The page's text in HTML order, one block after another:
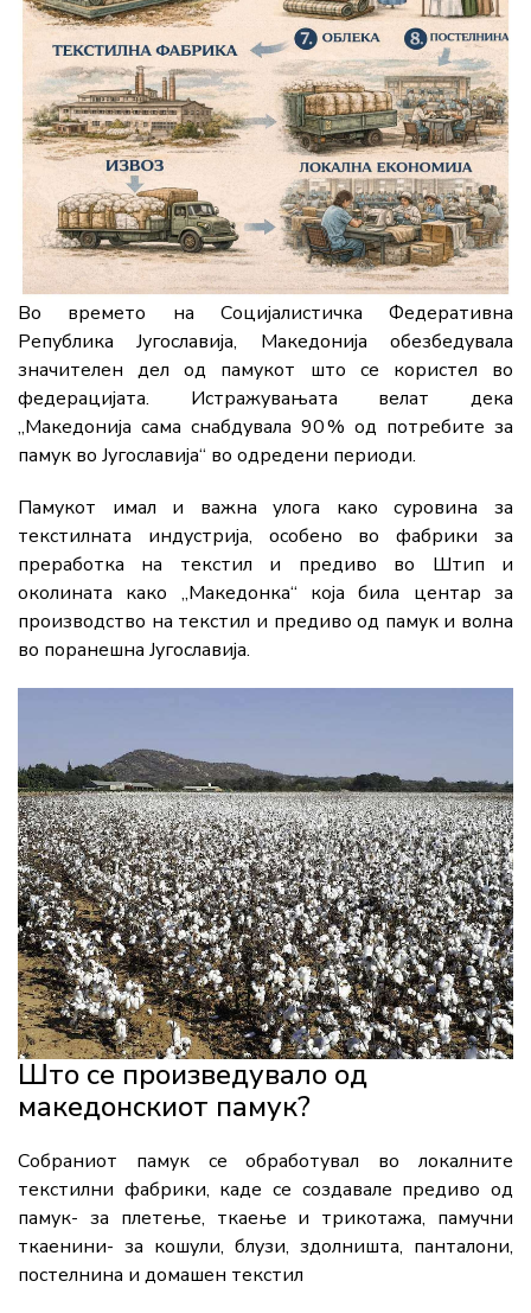
Во времето на Социјалистичка Федеративна
Република Југославија, Македонија обезбедувала
значителен дел од памукот што се користел во
федерацијата. Истражувањата велат дека
„Македонија сама снабдувала 90 % од потребите за
памук во Југославија“ во одредени периоди.
Памукот имал и важна улога како суровина за
текстилната индустрија, особено во фабрики за
преработка на текстил и предиво во Штип и
околината како „Македонка“ која била центар за
производство на текстил и предиво од памук и волна
во поранешна Југославија.
Што се произведувало од
македонскиот памук?
Собраниот памук се обработувал во локалните
текстилни фабрики, каде се создавале предиво од
памук- за плетење, ткаење и трикотажа, памучни
ткаенини- за кошули, блузи, здолништа, панталони,
постелнина и домашен текстил